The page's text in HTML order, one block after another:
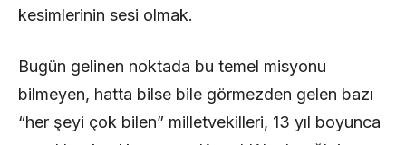
kesimlerinin sesi olmak.
Bugün gelinen noktada bu temel misyonu
bilmeyen, hatta bilse bile görmezden gelen bazı
“her şeyi çok bilen” milletvekilleri, 13 yıl boyunca